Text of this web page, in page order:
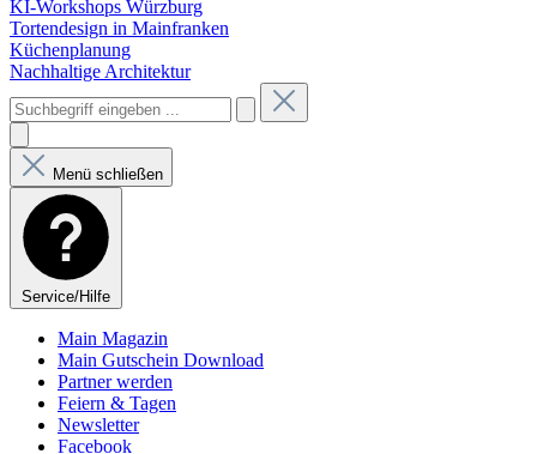
KI-Workshops Würzburg
Tortendesign in Mainfranken
Küchenplanung
Nachhaltige Architektur
Menü schließen
Service/Hilfe
Main Magazin
Main Gutschein Download
Partner werden
Feiern & Tagen
Newsletter
Facebook